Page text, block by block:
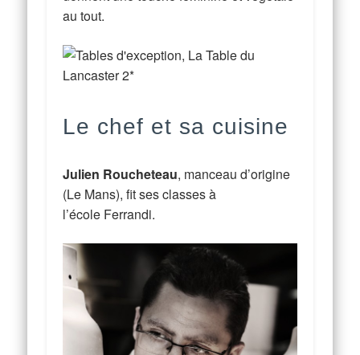
au tout.
Le chef et sa cuisine
Julien Roucheteau, manceau d’origine
(Le Mans), fit ses classes à
l’école Ferrandi.